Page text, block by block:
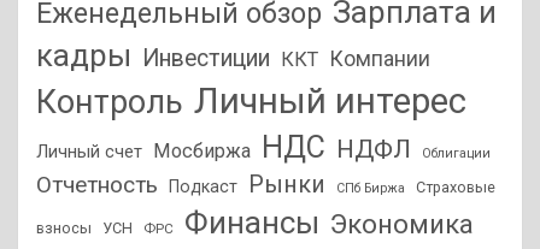
Еженедельный обзор Зарплата и
кадры
Инвестиции ККТ Компании
Контроль Личный интерес
Личный счет Мосбиржа НДС НДФЛ Облигации
Отчетность Подкаст Рынки СПб Биржа Страховые
взносы УСН ФРС Финансы Экономика